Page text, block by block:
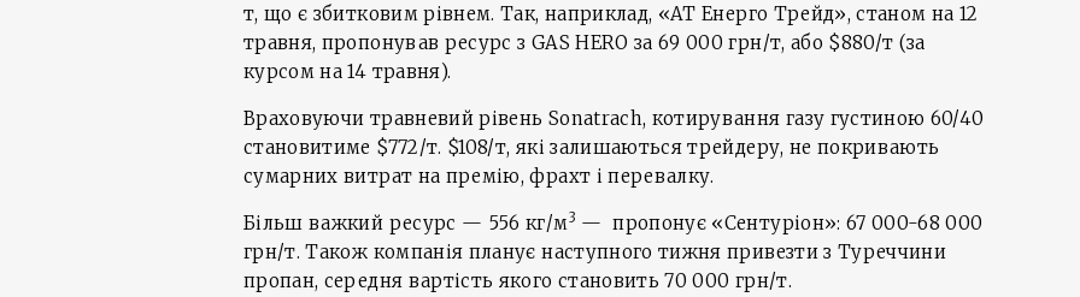
т, що є збитковим рівнем. Так, наприклад, «АТ Енерго Трейд», станом на 12
травня, пропонував ресурс з GAS HERO за 69 000 грн/т, або $880/т (за
курсом на 14 травня).
Враховуючи травневий рівень Sonatrach, котирування газу густиною 60/40
становитиме $772/т. $108/т, які залишаються трейдеру, не покривають
сумарних витрат на премію, фрахт і перевалку.
Більш важкий ресурс — 556 кг/м3 — пропонує «Сентуріон»: 67 000-68 000
грн/т. Також компанія планує наступного тижня привезти з Туреччини
пропан, середня вартість якого становить 70 000 грн/т.